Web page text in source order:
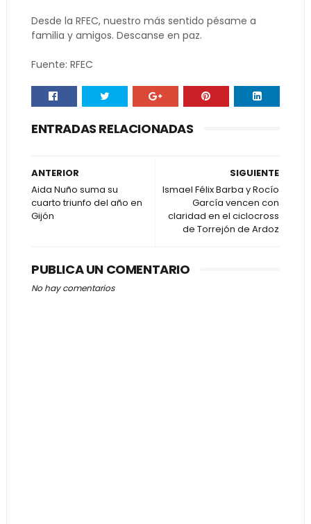
Desde la RFEC, nuestro más sentido pésame a
familia y amigos. Descanse en paz.
Fuente: RFEC
ENTRADAS RELACIONADAS
SIGUIENTE
Ismael Félix Barba y Rocío
García vencen con
claridad en el ciclocross
de Torrejón de Ardoz
ANTERIOR
Aida Nuño suma su
cuarto triunfo del año en
Gijón
PUBLICA UN COMENTARIO
No hay comentarios